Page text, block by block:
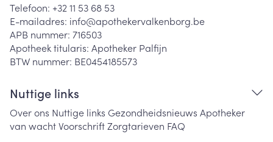
Telefoon: +32 11 53 68 53
E-mailadres: info@apothekervalkenborg.be
APB nummer: 716503
Apotheek titularis: Apotheker Palfijn
BTW nummer: BE0454185573
Nuttige links
Over ons Nuttige links Gezondheidsnieuws Apotheker
van wachtVoorschriftZorgtarieven FAQ